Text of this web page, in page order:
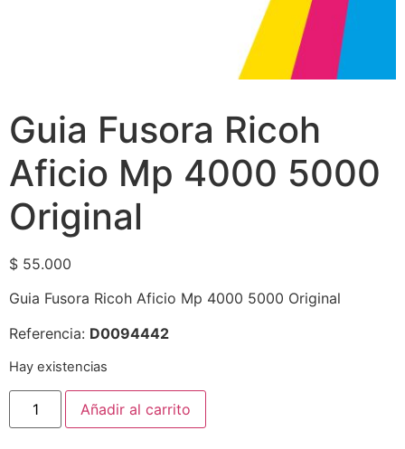
Guia Fusora Ricoh
Aficio Mp 4000 5000
Original
$ 55.000
Guia Fusora Ricoh Aficio Mp 4000 5000 Original
Referencia: D0094442
Hay existencias
Añadir al carrito